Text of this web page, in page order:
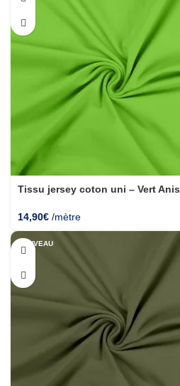
Tissu jersey coton uni – Vert Anis
14,90€ /mètre
NOUVEAU